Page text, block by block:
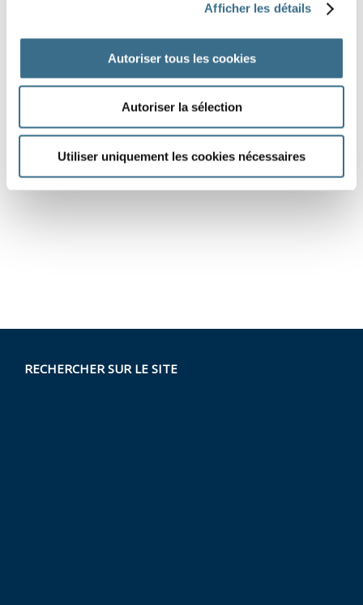
Afficher les détails
Autoriser tous les cookies
Autoriser la sélection
Utiliser uniquement les cookies nécessaires
RECHERCHER SUR LE SITE